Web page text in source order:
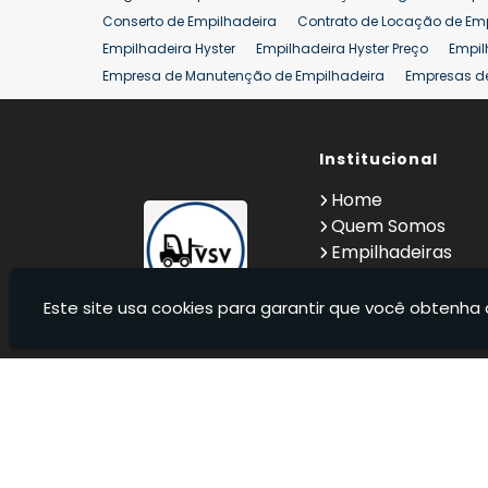
Conserto de Empilhadeira
Contrato de Locação de
Empilhadeira Hyster
Empilhadeira Hyster Preço
Empresa de Manutenção de Empilhadeira
Empresas
Locação Empilhadeira Hyster
Locação Empilhadeira
Comprar Empilhadeira
Locação de Empilhadeira 25 ton
Comprar
Institucional
Home
Quem Somos
Empilhadeiras
Informações
Este site usa cookies para garantir que você obtenha